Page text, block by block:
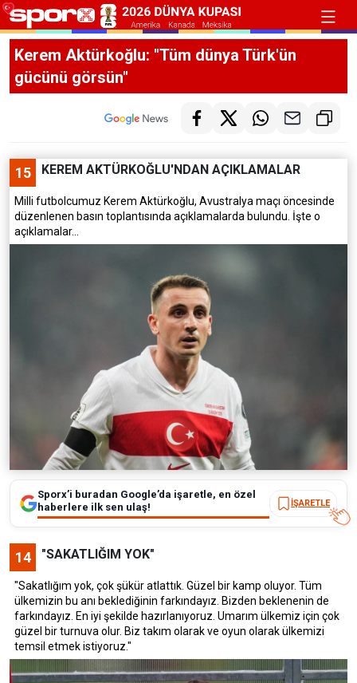
Kerem Aktürkoğlu: "Tüm dünya Türk'ün
gücünü görsün"
15 KEREM AKTÜRKOĞLU'NDAN AÇIKLAMALAR
Milli futbolcumuz Kerem Aktürkoğlu, Avustralya maçı öncesinde
düzenlenen basın toplantısında açıklamalarda bulundu. İşte o
açıklamalar...
Sporx’i buradan Google’da işaretle, en özel
haberlere ilk sen ulaş!
İŞARETLE
14 "SAKATLIĞIM YOK"
"Sakatlığım yok, çok şükür atlattık. Güzel bir kamp oluyor. Tüm
ülkemizin bu anı beklediğinin farkındayız. Bizden beklenenin de
farkındayız. En iyi şekilde hazırlanıyoruz. Umarım ülkemiz için çok
güzel bir turnuva olur. Biz takım olarak ve oyun olarak ülkemizi
temsil etmek istiyoruz."